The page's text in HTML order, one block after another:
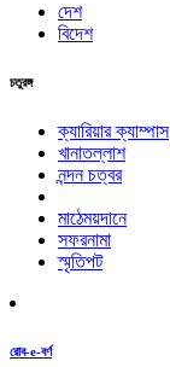
দেশ
বিদেশ
চতুরঙ্গ
ক্যারিয়ার ক্যাম্পাস
খানাতল্লাশ
নন্দন চত্বর
মাঠেময়দানে
সফরনামা
স্মৃতিপট
রোব-e-বর্ণ